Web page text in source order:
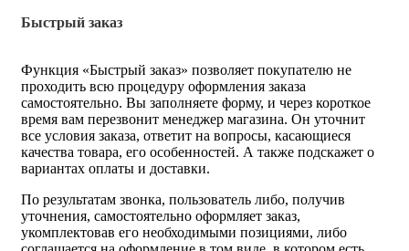
Быстрый заказ
Функция «Быстрый заказ» позволяет покупателю не
проходить всю процедуру оформления заказа
самостоятельно. Вы заполняете форму, и через короткое
время вам перезвонит менеджер магазина. Он уточнит
все условия заказа, ответит на вопросы, касающиеся
качества товара, его особенностей. А также подскажет о
вариантах оплаты и доставки.
По результатам звонка, пользователь либо, получив
уточнения, самостоятельно оформляет заказ,
укомплектовав его необходимыми позициями, либо